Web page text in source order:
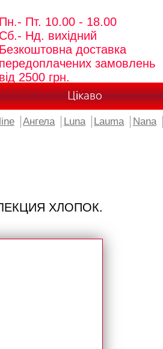
Пн.- Пт. 10.00 - 18.00
Сб.- Нд. вихідний
Безкоштовна доставка
передоплачених замовлень
від 2500 грн.
Цікаво
Ангела Luna Lauma Nana
ХЛОПОК.